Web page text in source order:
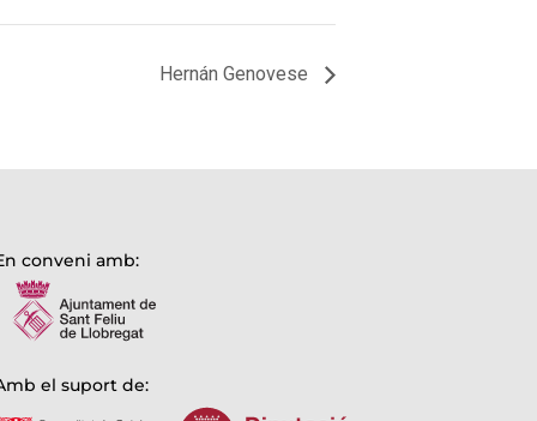
Hernán Genovese
conveni amb:
el suport de: